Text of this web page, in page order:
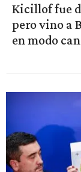
Kicillof fue
pero vino a
en modo